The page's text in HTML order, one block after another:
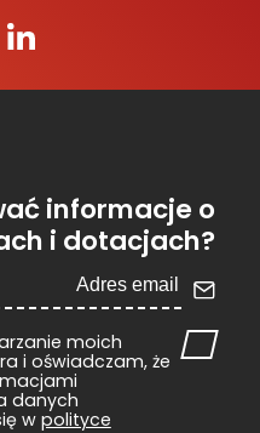
informacje o
i dotacjach?
moich
i oświadczam, że
danych
w polityce